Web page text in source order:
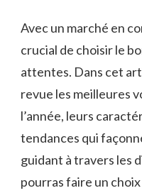
Avec un marché en
crucial de choisir le
attentes. Dans cet
revue les meilleures
l’année, leurs
tendances qui
guidant à travers les
pourras faire un